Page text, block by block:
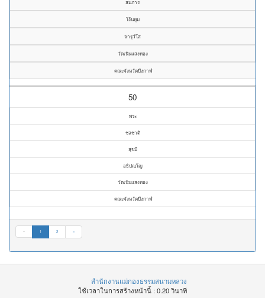
สมภาร
โง้นทุม
จารุวํโส
วัดเนินแสงทอง
คณะจังหวัดบึงกาฬ
50
พระ
ชลชาติ
สุขมี
อธิปญฺโญ
วัดเนินแสงทอง
คณะจังหวัดบึงกาฬ
« 1 2 »
สำนักงานแม่กองธรรมสนามหลวง
ใช้เวลาในการสร้างหน้านี้ : 0.20 วินาที